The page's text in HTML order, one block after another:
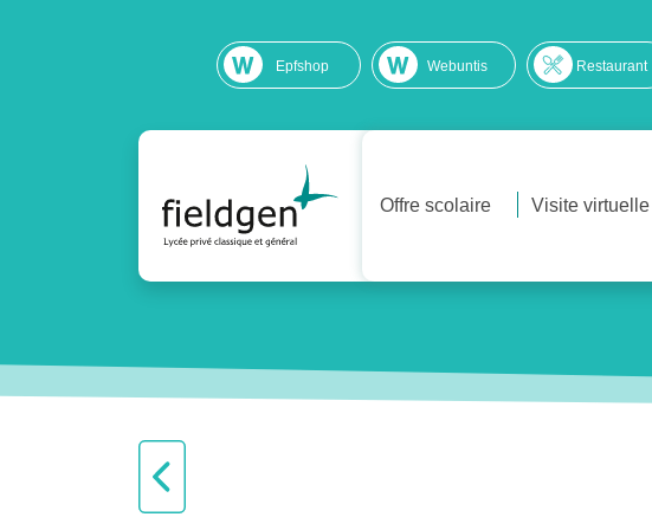
Epfshop Webuntis Restaurant
Offre scolaire Visite virtuelle